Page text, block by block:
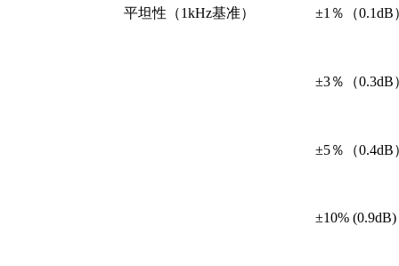
平坦性（1kHz基准） ±1％（0.1dB
±3％（0.3dB
±5％（0.4dB
±10%